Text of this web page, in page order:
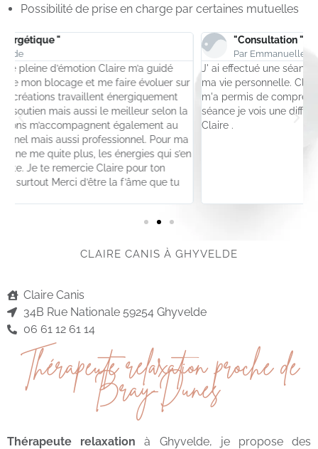
Possibilité de prise en charge par certaines mutuelles
"Consultation "
J' ai effectué une séance avec Claire pour des blocages dans
ma vie personnelle. Claire est une personne à l'écoute , elle
m'a permis de comprendre d'où venait mes blocages. En une
séance je vois une différence. Je vous recommande à 100%
Claire .
CLAIRE CANIS À GHYVELDE
Claire Canis
34B Rue Nationale 59254 Ghyvelde
06 61 12 61 14
Thérapeute relaxation proche de
Bray-Dunes
Thérapeute relaxation à Ghyvelde, je propose des